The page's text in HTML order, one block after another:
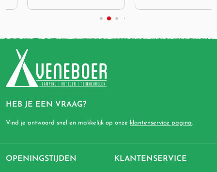
HEB JE EEN VRAAG?
Vind je antwoord snel en makkelijk op onze klantenservice pagina.
OPENINGSTIJDEN KLANTENSERVICE